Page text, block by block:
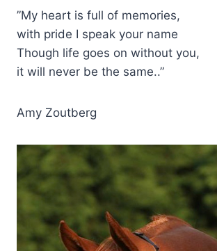
”My heart is full of memories,
with pride I speak your name
Though life goes on without you,
it will never be the same..”
Amy Zoutberg